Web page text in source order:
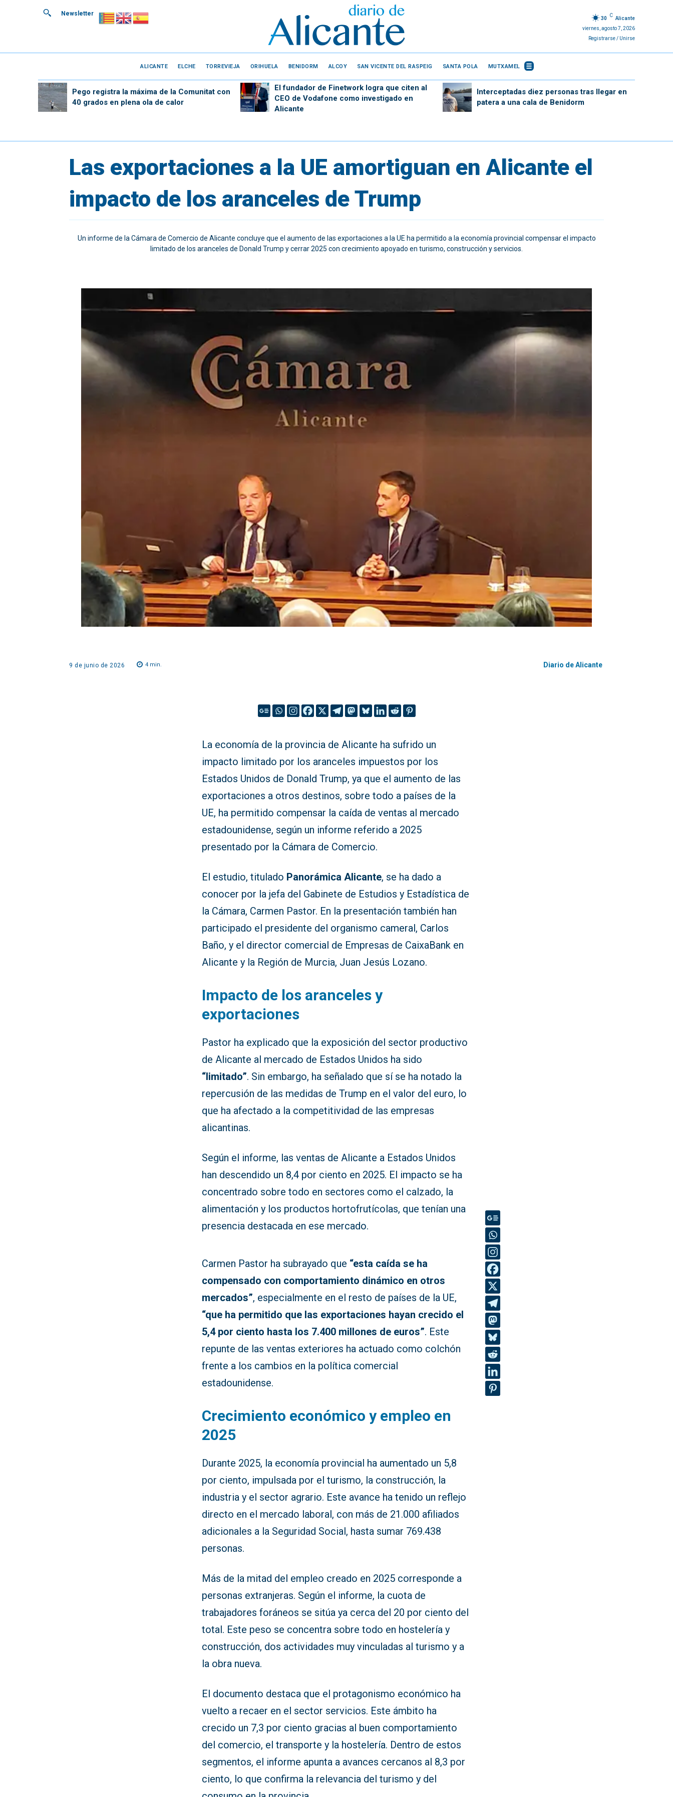
Newsletter
30
C
Alicante
viernes, agosto 7, 2026
Registrarse / Unirse
ALICANTE ELCHE TORREVIEJA ORIHUELA BENIDORM ALCOY SAN VICENTE DEL RASPEIG SANTA POLA MUTXAMEL
Pego registra la máxima de la Comunitat con
40 grados en plena ola de calor
El fundador de Finetwork logra que citen al
CEO de Vodafone como investigado en
Alicante
Interceptadas diez personas tras llegar en
patera a una cala de Benidorm
Las exportaciones a la UE amortiguan en Alicante el
impacto de los aranceles de Trump
Un informe de la Cámara de Comercio de Alicante concluye que el aumento de las exportaciones a la UE ha permitido a la economía provincial compensar el impacto
limitado de los aranceles de Donald Trump y cerrar 2025 con crecimiento apoyado en turismo, construcción y servicios.
9 de junio de 2026 4 min. Diario de Alicante
La economía de la provincia de Alicante ha sufrido un
impacto limitado por los aranceles impuestos por los
Estados Unidos de Donald Trump, ya que el aumento de las
exportaciones a otros destinos, sobre todo a países de la
UE, ha permitido compensar la caída de ventas al mercado
estadounidense, según un informe referido a 2025
presentado por la Cámara de Comercio.
El estudio, titulado Panorámica Alicante, se ha dado a
conocer por la jefa del Gabinete de Estudios y Estadística de
la Cámara, Carmen Pastor. En la presentación también han
participado el presidente del organismo cameral, Carlos
Baño, y el director comercial de Empresas de CaixaBank en
Alicante y la Región de Murcia, Juan Jesús Lozano.
Impacto de los aranceles y
exportaciones
Pastor ha explicado que la exposición del sector productivo
de Alicante al mercado de Estados Unidos ha sido
“limitado”. Sin embargo, ha señalado que sí se ha notado la
repercusión de las medidas de Trump en el valor del euro, lo
que ha afectado a la competitividad de las empresas
alicantinas.
Según el informe, las ventas de Alicante a Estados Unidos
han descendido un 8,4 por ciento en 2025. El impacto se ha
concentrado sobre todo en sectores como el calzado, la
alimentación y los productos hortofrutícolas, que tenían una
presencia destacada en ese mercado.
Carmen Pastor ha subrayado que “esta caída se ha
compensado con comportamiento dinámico en otros
mercados”, especialmente en el resto de países de la UE,
“que ha permitido que las exportaciones hayan crecido el
5,4 por ciento hasta los 7.400 millones de euros”. Este
repunte de las ventas exteriores ha actuado como colchón
frente a los cambios en la política comercial
estadounidense.
Crecimiento económico y empleo en
2025
Durante 2025, la economía provincial ha aumentado un 5,8
por ciento, impulsada por el turismo, la construcción, la
industria y el sector agrario. Este avance ha tenido un reflejo
directo en el mercado laboral, con más de 21.000 afiliados
adicionales a la Seguridad Social, hasta sumar 769.438
personas.
Más de la mitad del empleo creado en 2025 corresponde a
personas extranjeras. Según el informe, la cuota de
trabajadores foráneos se sitúa ya cerca del 20 por ciento del
total. Este peso se concentra sobre todo en hostelería y
construcción, dos actividades muy vinculadas al turismo y a
la obra nueva.
El documento destaca que el protagonismo económico ha
vuelto a recaer en el sector servicios. Este ámbito ha
crecido un 7,3 por ciento gracias al buen comportamiento
del comercio, el transporte y la hostelería. Dentro de estos
segmentos, el informe apunta a avances cercanos al 8,3 por
ciento, lo que confirma la relevancia del turismo y del